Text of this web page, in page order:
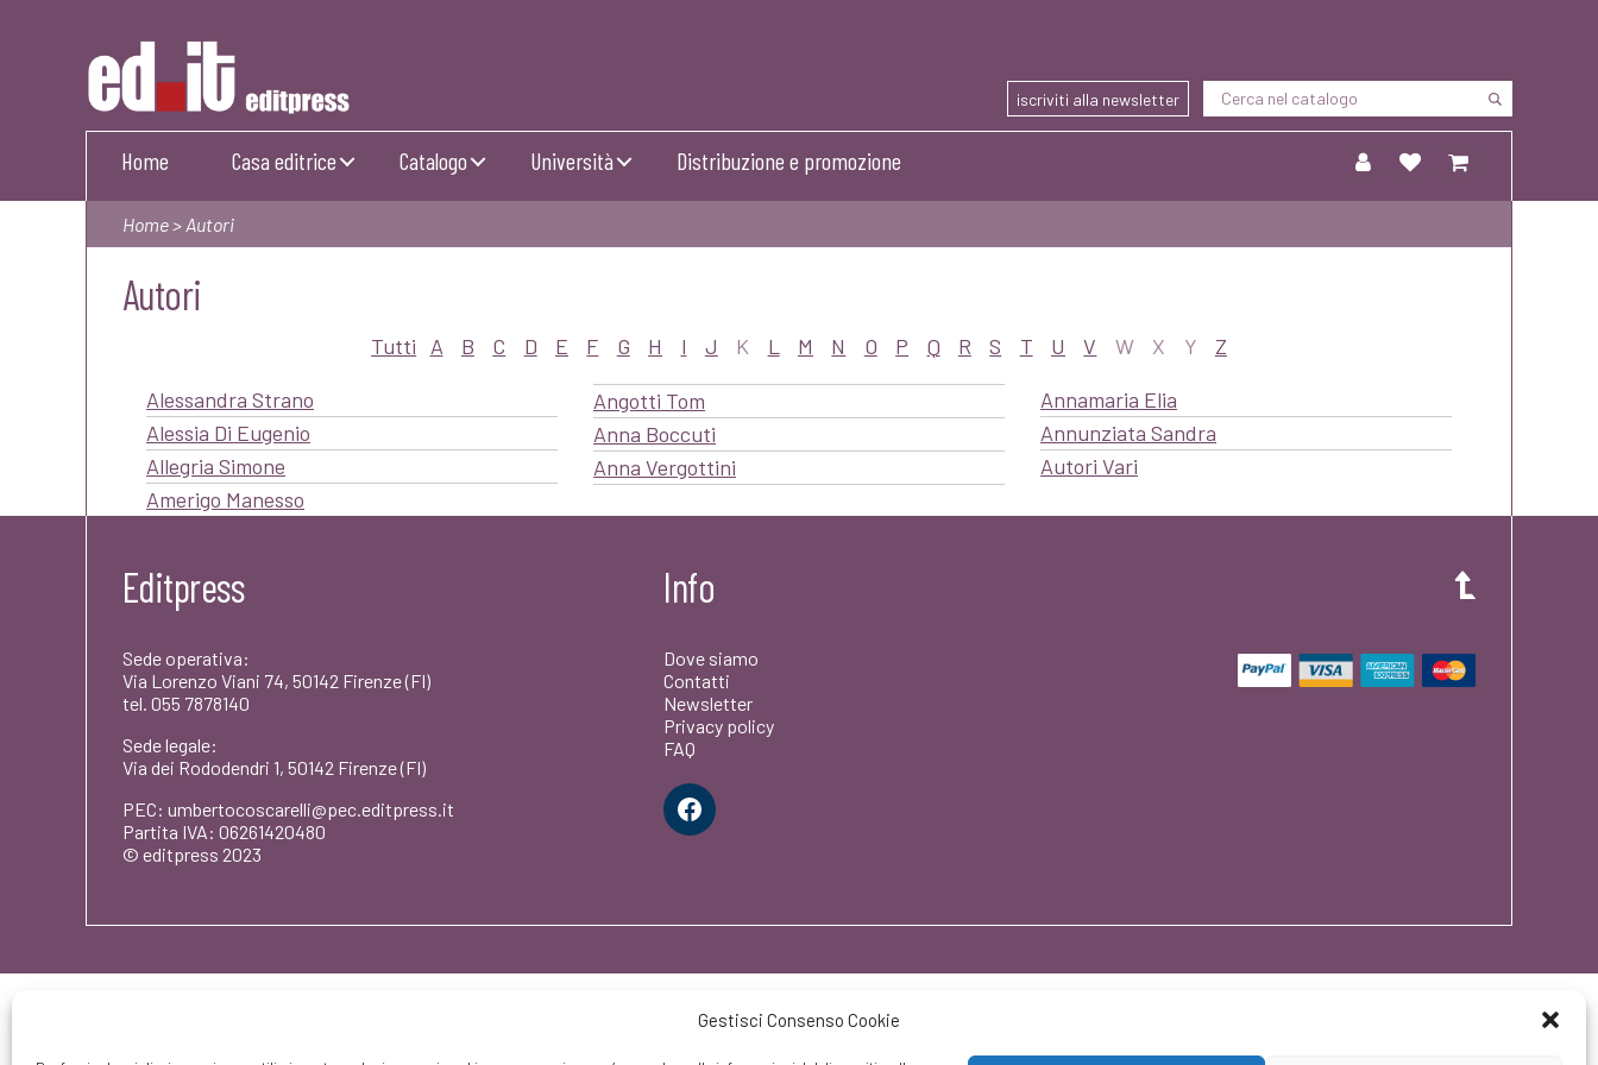
Gestisci Consenso Cookie
Editpress
iscriviti alla newsletter
Home Casa editrice Catalogo Università Distribuzione e promozione
Home> Autori
Autori
Tutti A B C D E F G H I J K L M N O P Q R S T U V W X Y Z
Alessandra Strano
Alessia Di Eugenio
Allegria Simone
Amerigo Manesso
Angotti Tom
Anna Boccuti
Anna Vergottini
Annamaria Elia
Annunziata Sandra
Autori Vari
Editpress
Sede operativa:
Via Lorenzo Viani 74, 50142 Firenze (FI)
tel. 055 7878140
Sede legale:
Via dei Rododendri 1, 50142 Firenze (FI)
PEC: umbertocoscarelli@pec.editpress.it
Partita IVA: 06261420480
© editpress 2023
Info
Dove siamo
Contatti
Newsletter
Privacy policy
FAQ
Facebook